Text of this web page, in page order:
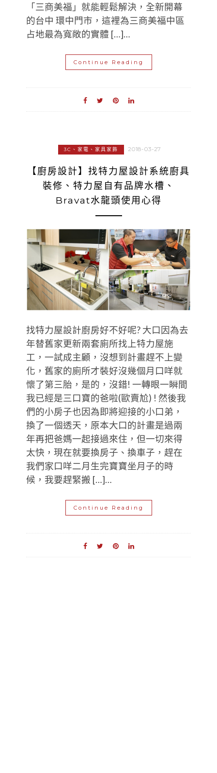
「三商美福」就能輕鬆解決，全新開幕
的台中 環中門市，這裡為三商美福中區
占地最為寬敞的實體 […]…
Continue Reading
3C、家電、家具家飾 2018-03-27
【廚房設計】找特力屋設計系統廚具
裝修、特力屋自有品牌水槽、
Bravat水龍頭使用心得
找特力屋設計廚房好不好呢? 大口因為去
年替舊家更新兩套廁所找上特力屋施
工，一試成主顧，沒想到計畫趕不上變
化，舊家的廁所才裝好沒幾個月口咩就
懷了第三胎，是的，沒錯! 一轉眼一瞬間
我已經是三口寶的爸啦(歐賣尬) ! 然後我
們的小房子也因為即將迎接的小口弟，
換了一個透天，原本大口的計畫是過兩
年再把爸媽一起接過來住，但一切來得
太快，現在就要換房子、換車子，趕在
我們家口咩二月生完寶寶坐月子的時
候，我要趕緊搬 […]…
Continue Reading